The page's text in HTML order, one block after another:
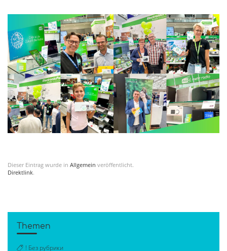
Dieser Eintrag wurde in Allgemein veröffentlicht.
Direktlink.
Themen
! Без рубрики